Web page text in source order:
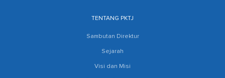
TENTANG PKTJ
Sambutan Direktur
Sejarah
Visi dan Misi